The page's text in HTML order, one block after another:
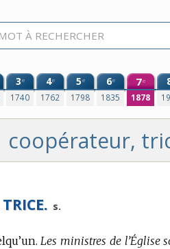
3e
1740
4e
1762
5e
1798
6e
1835
7e
1878
coopérateur,
s.
Les ministres de l’Église